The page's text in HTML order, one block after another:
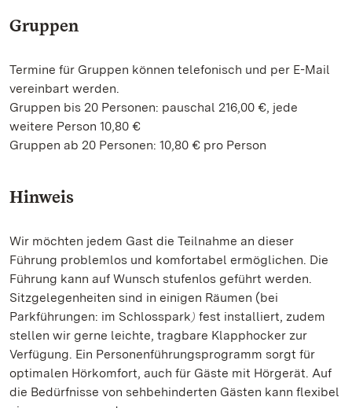
Gruppen
Termine für Gruppen können telefonisch und per E-Mail
vereinbart werden.
Gruppen bis 20 Personen: pauschal 216,00 €, jede
weitere Person 10,80 €
Gruppen ab 20 Personen: 10,80 € pro Person
Hinweis
Wir möchten jedem Gast die Teilnahme an dieser
Führung problemlos und komfortabel ermöglichen. Die
Führung kann auf Wunsch stufenlos geführt werden.
Sitzgelegenheiten sind in einigen Räumen (bei
Parkführungen: im Schlosspark) fest installiert, zudem
stellen wir gerne leichte, tragbare Klapphocker zur
Verfügung. Ein Personenführungsprogramm sorgt für
optimalen Hörkomfort, auch für Gäste mit Hörgerät. Auf
die Bedürfnisse von sehbehinderten Gästen kann flexibel